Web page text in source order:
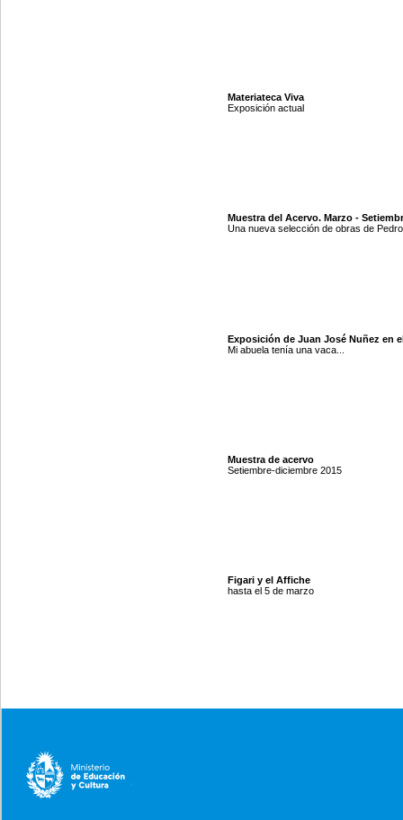
Materiateca Viva
Exposición actual
Muestra del Acervo. Marzo -
Una nueva selección de obras de
Exposición de Juan José Nuñez en
Mi abuela tenía una vaca...
Muestra de acervo
Setiembre-diciembre 2015
Figari y el Affiche
hasta el 5 de marzo